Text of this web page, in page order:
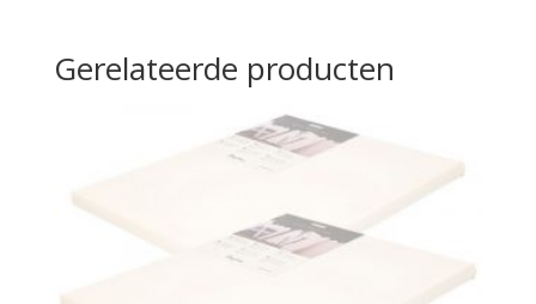
Gerelateerde producten